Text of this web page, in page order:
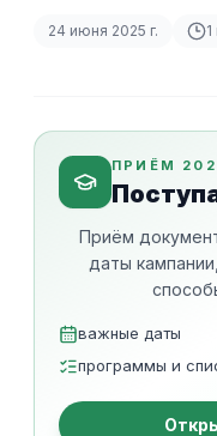
24 июня 2025 г. 1
ПРИЁМ
Приём
даты
важные даты
программы и